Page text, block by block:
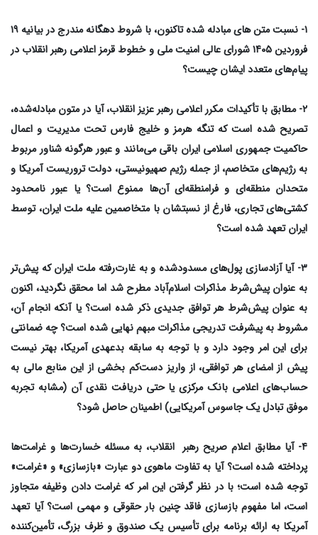
۱- نسبت متن های مبادله شده تاکنون، با شروط دهگانه مندرج در بیانیه ۱۹
فروردین ۱۴۰۵ شورای عالی امنیت ملی و خطوط قرمز اعلامی رهبر انقلاب در
پیام‌های متعدد ایشان چیست؟
۲- مطابق با تأکیدات مکرر اعلامی رهبر عزیز انقلاب، آیا در متون مبادله‌شده،
تصریح شده است که تنگه هرمز و خلیج فارس تحت مدیریت و اعمال
حاکمیت جمهوری اسلامی ایران باقی می‌مانند و عبور هرگونه شناور مربوط
به رژیم‌های متخاصم، از جمله رژیم صهیونیستی، دولت تروریست آمریکا و
متحدان منطقه‌ای و فرامنطقه‌ای آن‌ها ممنوع است؟ یا عبور نامحدود
کشتی‌های تجاری، فارغ از نسبتشان با متخاصمین علیه ملت ایران، توسط
ایران تعهد شده است؟
۳- آیا آزادسازی پول‌های مسدودشده و به غارت‌رفته ملت ایران که پیش‌تر
به عنوان پیش‌شرط مذاکرات اسلام‌آباد مطرح شد اما محقق نگردید، اکنون
به عنوان پیش‌شرط هر توافق جدیدی ذکر شده است؟ یا آنکه انجام آن،
مشروط به پیشرفت تدریجی مذاکرات مبهم نهایی شده است؟ چه ضمانتی
برای این امر وجود دارد و با توجه به سابقه بدعهدی آمریکا، بهتر نیست
پیش از امضای هر توافقی، از واریز دست‌کم بخشی از این منابع مالی به
حساب‌های اعلامی بانک مرکزی یا حتی دریافت نقدی آن (مشابه تجربه
موفق تبادل یک جاسوس آمریکایی) اطمینان حاصل شود؟
۴- آیا مطابق اعلام صریح رهبر انقلاب، به مسئله خسارت‌ها و غرامت‌ها
پرداخته شده است؟ آیا به تفاوت ماهوی دو عبارت «بازسازی» و «غرامت»
توجه شده است؛ با در نظر گرفتن این امر که غرامت دادن وظیفه متجاوز
است، اما مفهوم بازسازی فاقد چنین بار حقوقی و مهمی است؟ آیا تعهد
آمریکا به ارائه برنامه برای تأسیس یک صندوق و ظرف بزرگ، تأمین‌کننده